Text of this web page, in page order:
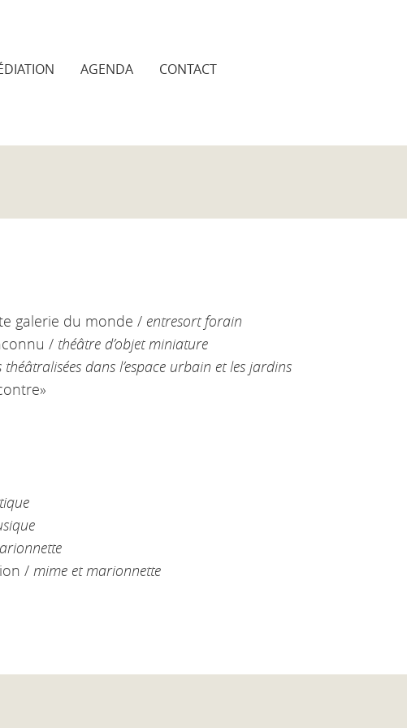
AGENDA CONTACT
galerie du monde / entresort forain
/ théâtre d’objet miniature
théâtralisées dans l’espace urbain et les jardins
/ mime et marionnette